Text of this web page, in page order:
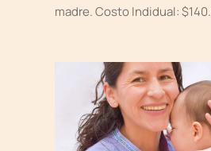
madre. Costo Indidual: